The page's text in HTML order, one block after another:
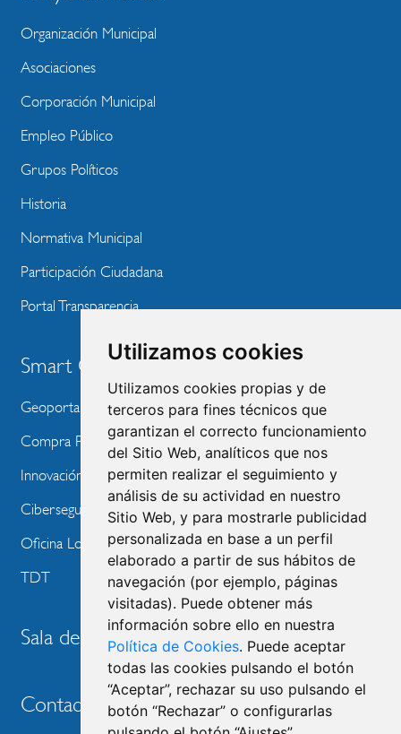
Utilizamos cookies
Utilizamos cookies propias y de
terceros para fines técnicos que
garantizan el correcto funcionamiento
del Sitio Web, analíticos que nos
permiten realizar el seguimiento y
análisis de su actividad en nuestro
Sitio Web, y para mostrarle publicidad
personalizada en base a un perfil
elaborado a partir de sus hábitos de
navegación (por ejemplo, páginas
visitadas). Puede obtener más
información sobre ello en nuestra
Política de Cookies. Puede aceptar
todas las cookies pulsando el botón
“Aceptar”, rechazar su uso pulsando el
botón “Rechazar” o configurarlas
MENU
WEBSITE
Organización Municipal
Asociaciones
Corporación Municipal
Empleo Público
Grupos Políticos
Historia
Normativa Municipal
Participación Ciudadana
Portal Transparencia
Smart City
Geoportal
Compra Pública de Innovación
Innovación Tecnológica
Ciberseguridad
Oficina Local de Ayudas Públicas
TDT
Sala de prensa
Contacto